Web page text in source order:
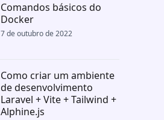
Comandos básicos do
Docker
7 de outubro de 2022
Como criar um ambiente
de desenvolvimento
Laravel + Vite + Tailwind +
Alphine.js